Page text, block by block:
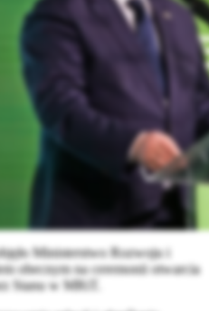
Ministerstwo Rozwoju i
obecnym na ceremonii otwarcia
Stanu w MRiT.